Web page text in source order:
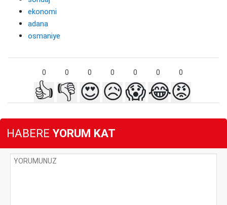
ekonomi
adana
osmaniye
0 0 0 0 0 0 0
👍 👎 😍😥😱😂😡
HABERE YORUM KAT